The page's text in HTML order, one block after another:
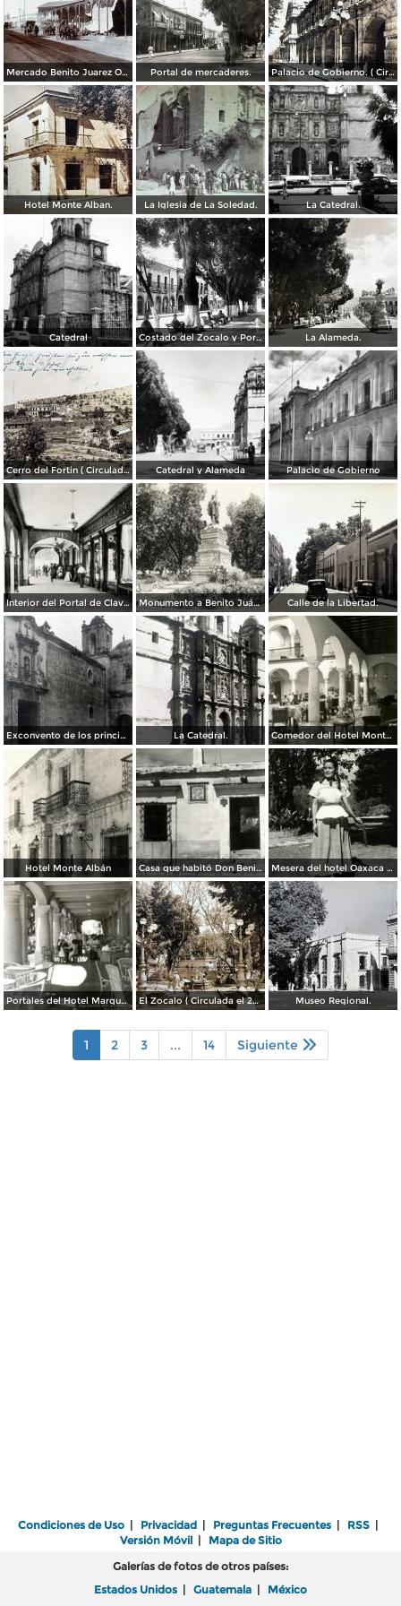
Mercado Benito Juarez Oaxaca 1899 Portal de mercaderes. Palacio de Gobierno. ( Circulada el 3 de Febrero de 1933 ).
Hotel Monte Alban. La Iglesia de La Soledad. La Catedral.
Catedral Costado del Zocalo y Portal de Mercaderes. La Alameda.
Cerro del Fortin ( Circulada el 17 de Agosto de 1926 ). Catedral y Alameda Palacio de Gobierno
Interior del Portal de Clavería Monumento a Benito Juárez Calle de la Libertad.
Exconvento de los principes. La Catedral. Comedor del Hotel Monte Albán
Hotel Monte Albán Casa que habitó Don Benito Juárez Mesera del hotel Oaxaca Courts vistiendo traje típico
Portales del Hotel Marqués del Valle El Zocalo ( Circulada el 23 de Julio de 1953 ). Museo Regional.
1 2 3 ... 14 Siguiente
Condiciones de Uso | Privacidad | Preguntas Frecuentes | RSS |
Versión Móvil| Mapa de Sitio
Galerías de fotos de otros países:
Estados Unidos | Guatemala | México